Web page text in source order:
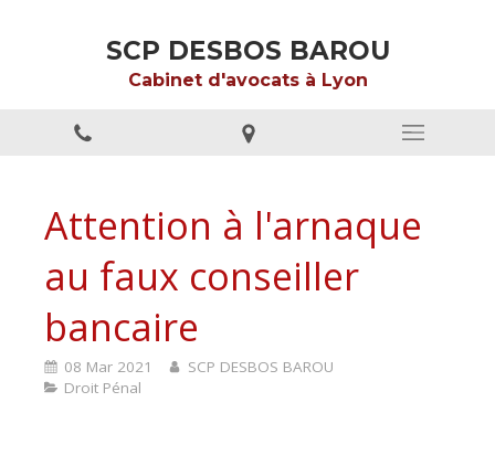
SCP DESBOS BAROU
Cabinet d'avocats à Lyon
Attention à l'arnaque
au faux conseiller
bancaire
08 Mar 2021
SCP DESBOS BAROU
Droit Pénal